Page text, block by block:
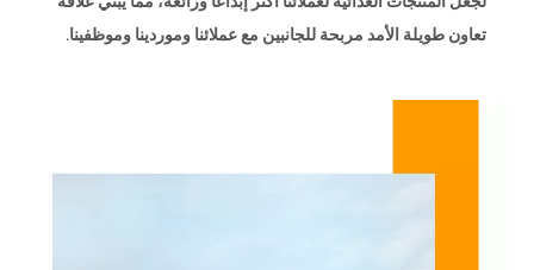
تعاون طويلة الأمد مربحة للجانبين مع عملائنا وموردينا وموظفينا.